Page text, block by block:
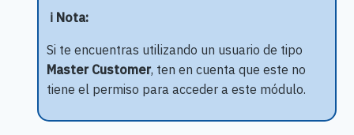
ℹ️ Nota:
Si te encuentras utilizando un usuario de tipo
Master Customer, ten en cuenta que este no
tiene el permiso para acceder a este módulo.